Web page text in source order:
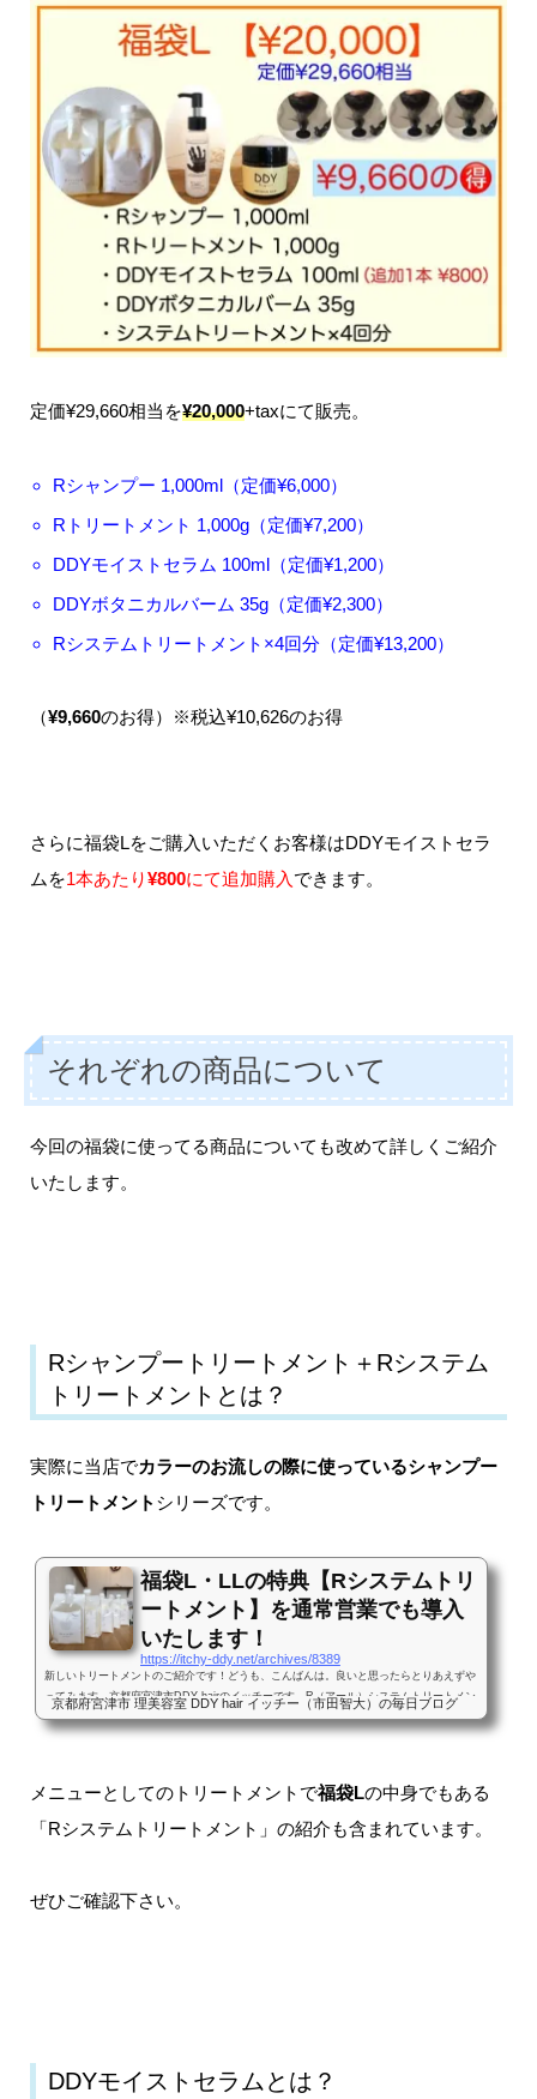
定価¥29,660相当を¥20,000+taxにて販売。
Rシャンプー 1,000ml（定価¥6,000）
Rトリートメント 1,000g（定価¥7,200）
DDYモイストセラム 100ml（定価¥1,200）
DDYボタニカルバーム 35g（定価¥2,300）
Rシステムトリートメント×4回分（定価¥13,200）
（¥9,660のお得）※税込¥10,626のお得
さらに福袋Lをご購入いただくお客様はDDYモイストセラ
ムを1本あたり¥800にて追加購入 できます。
それぞれの商品について
今回の福袋に使ってる商品についても改めて詳しくご紹介
いたします。
Rシャンプートリートメント＋Rシステム
トリートメントとは？
実際に当店でカラーのお流しの際に使っているシャンプー
トリートメント シリーズです。
福袋L・LLの特典【Rシステムトリ
ートメント】を通常営業でも導入
いたします！
https://itchy-ddy.net/archives/8389
新しいトリートメントのご紹介です！どうも、こんばんは。良いと思ったらとりあえずや
ってみます、京都府宮津市DDY hairのイッチーです。R（アール）システムトリートメン
ト福袋の目玉商品であるRシャンプー・Rトリートメントがコチラ↓これに相性バッチリな
システムトリートメント（美容室で行うサロントリートメントメニュー）を本日正式に仕
たします！工程工程...
京都府宮津市 理美容室 DDY hair イッチー（市田智大）の毎日ブログ
メニューとしてのトリートメントで福袋Lの中身でもある
「Rシステムトリートメント」の紹介も含まれています。
ぜひご確認下さい。
DDYモイストセラムとは？